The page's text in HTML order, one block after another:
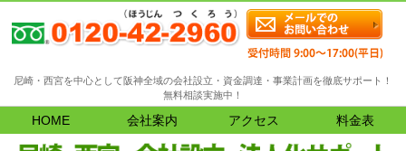
尼崎・西宮を中心として阪神全域の会社設立・資金調達・事業計画を徹底サポート！
無料相談実施中！
HOME 会社案内 アクセス 料金表